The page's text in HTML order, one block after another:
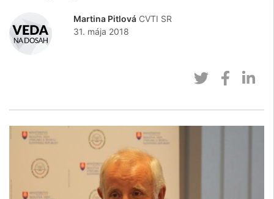
Martina Pitlová CVTI SR
31. mája 2018